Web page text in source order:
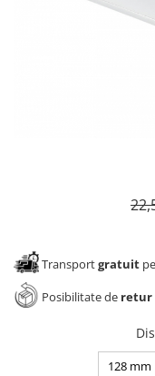
Solutii de curatat
Transportgratuit
Posibilitate de retur
128 mm